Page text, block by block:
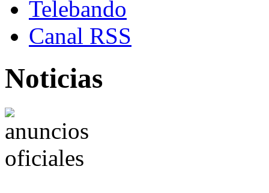
Telebando
Canal RSS
Noticias